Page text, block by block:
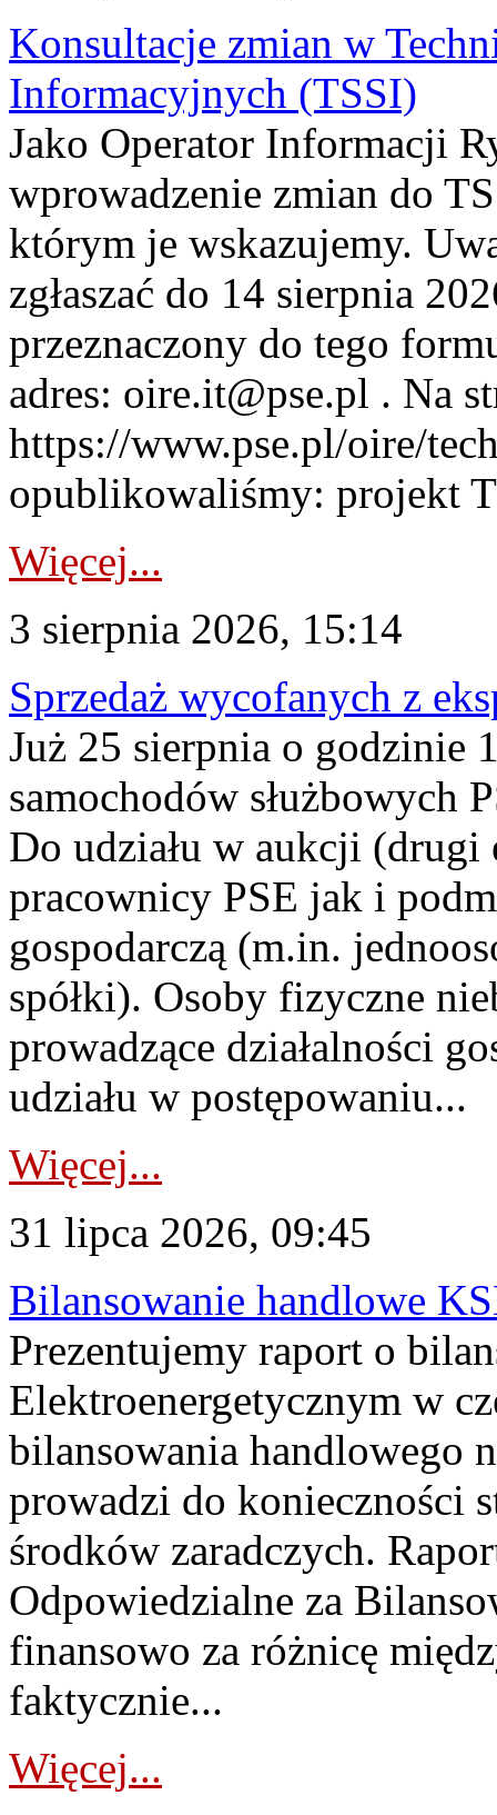
Konsultacje zmian w
Informacyjnych (TSSI)
Jako Operator Informacji
wprowadzenie zmian do
którym je wskazujemy.
zgłaszać do 14 sierpnia
przeznaczony do tego
adres: oire.it@pse.pl . Na
https://www.pse.pl/oire/
opublikowaliśmy: projekt
Więcej...
3 sierpnia 2026, 15:14
Sprzedaż wycofanych z
Już 25 sierpnia o godzinie
samochodów służbowych
Do udziału w aukcji (drugi
pracownicy PSE jak i
gospodarczą (m.in.
spółki). Osoby fizyczne
prowadzące działalności
udziału w postępowaniu...
Więcej...
31 lipca 2026, 09:45
Bilansowanie handlowe
Prezentujemy raport o
Elektroenergetycznym w
bilansowania handlowego
prowadzi do konieczności
środków zaradczych.
Odpowiedzialne za
finansowo za różnicę
faktycznie...
Więcej...